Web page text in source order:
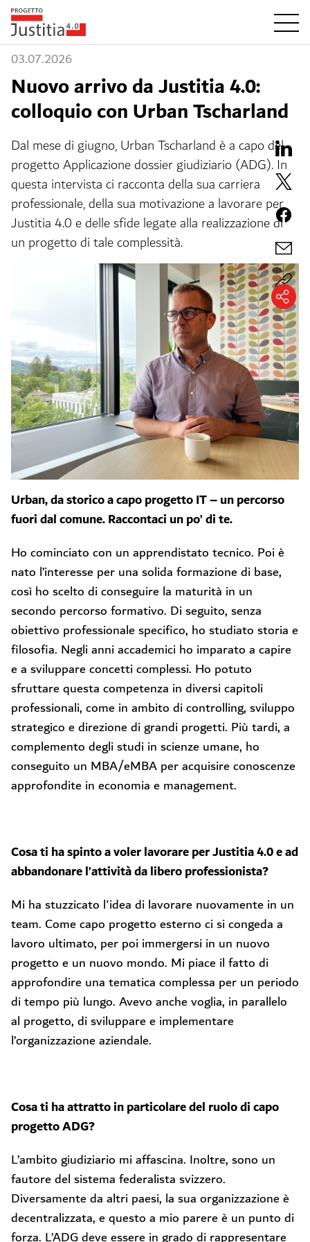
03.07.2026
Nuovo arrivo da Justitia 4.0:
colloquio con Urban Tscharland
Dal mese di giugno, Urban Tscharland è a capo del
progetto Applicazione dossier giudiziario (ADG). In
questa intervista ci racconta della sua carriera
professionale, della sua motivazione a lavorare per
Justitia 4.0 e delle sfide legate alla realizzazione di
un progetto di tale complessità.
Urban, da storico a capo progetto IT – un percorso
fuori dal comune. Raccontaci un po’ di te.
Ho cominciato con un apprendistato tecnico. Poi è
nato l’interesse per una solida formazione di base,
così ho scelto di conseguire la maturità in un
secondo percorso formativo. Di seguito, senza
obiettivo professionale specifico, ho studiato storia e
filosofia. Negli anni accademici ho imparato a capire
e a sviluppare concetti complessi. Ho potuto
sfruttare questa competenza in diversi capitoli
professionali, come in ambito di controlling, sviluppo
strategico e direzione di grandi progetti. Più tardi, a
complemento degli studi in scienze umane, ho
conseguito un MBA/eMBA per acquisire conoscenze
approfondite in economia e management.
Cosa ti ha spinto a voler lavorare per Justitia 4.0 e ad
abbandonare l’attività da libero professionista?
Mi ha stuzzicato l'idea di lavorare nuovamente in un
team. Come capo progetto esterno ci si congeda a
lavoro ultimato, per poi immergersi in un nuovo
progetto e un nuovo mondo. Mi piace il fatto di
approfondire una tematica complessa per un periodo
di tempo più lungo. Avevo anche voglia, in parallelo
al progetto, di sviluppare e implementare
l’organizzazione aziendale.
Cosa ti ha attratto in particolare del ruolo di capo
progetto ADG?
L’ambito giudiziario mi affascina. Inoltre, sono un
fautore del sistema federalista svizzero.
Diversamente da altri paesi, la sua organizzazione è
decentralizzata, e questo a mio parere è un punto di
forza. L’ADG deve essere in grado di rappresentare